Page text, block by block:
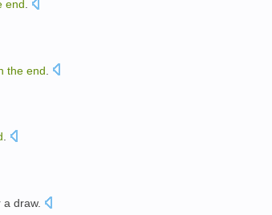
end
the end
.
a draw.